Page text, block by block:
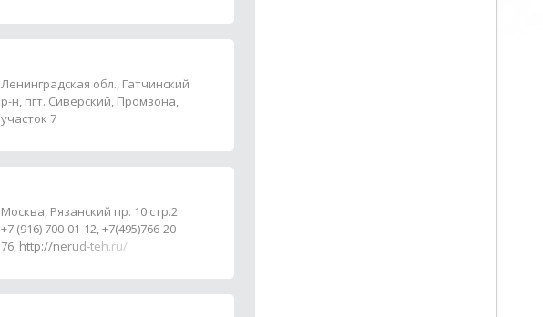
Ленинградская обл., Гатчинский
р-н, пгт. Сиверский, Промзона,
участок 7
+7-921-9-620-630, +7-921-943-50-
51, 8 (81371) 45-604
Москва, Рязанский пр. 10 стр.2
+7 (916) 700-01-12, +7(495)766-20-
76, http://nerud-teh.ru/